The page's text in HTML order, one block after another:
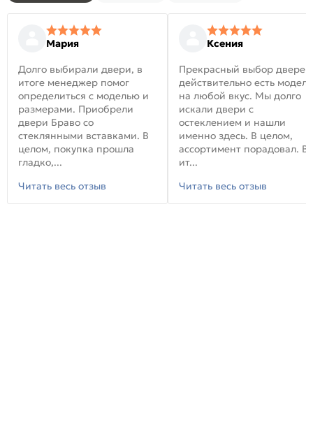
Мария
Долго выбирали двери, в
итоге менеджер помог
определиться с моделью и
размерами. Приобрели
двери Браво со
стеклянными вставками. В
целом, покупка прошла
гладко,...
Читать весь отзыв
Ксения
Прекрасный выбор
действительно есть модели
на любой вкус. Мы долго
искали двери с
остеклением и нашли
именно здесь. В целом,
ассортимент порадовал. В
ит...
Читать весь отзыв